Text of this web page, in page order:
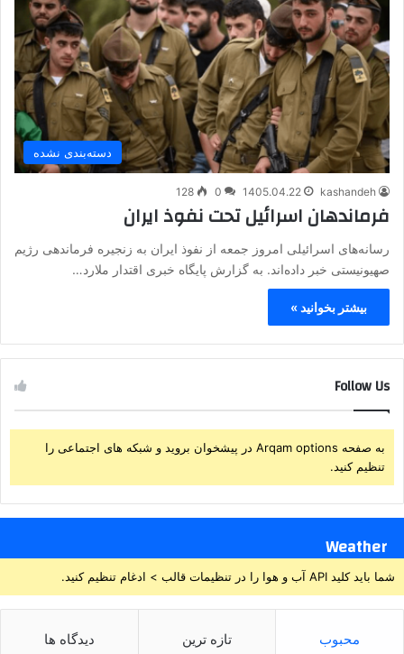
دسته‌بندی نشده
kashandeh
1405.04.22
0
128
فرماندهان اسرائیل تحت نفوذ ایران
رسانه‌های اسرائیلی امروز جمعه از نفوذ ایران به زنجیره فرماندهی رژیم
صهیونیستی خبر داده‌اند.‌ به گزارش پایگاه خبری اقتدار ملارد…
بیشتر بخوانید »
Follow Us
به صفحه Arqam options در پیشخوان بروید و شبکه های اجتماعی را
تنظیم کنید.
Weather
شما باید کلید API آب و هوا را در تنظیمات قالب > ادغام تنظیم کنید.
محبوب تازه ترین دیدگاه ها